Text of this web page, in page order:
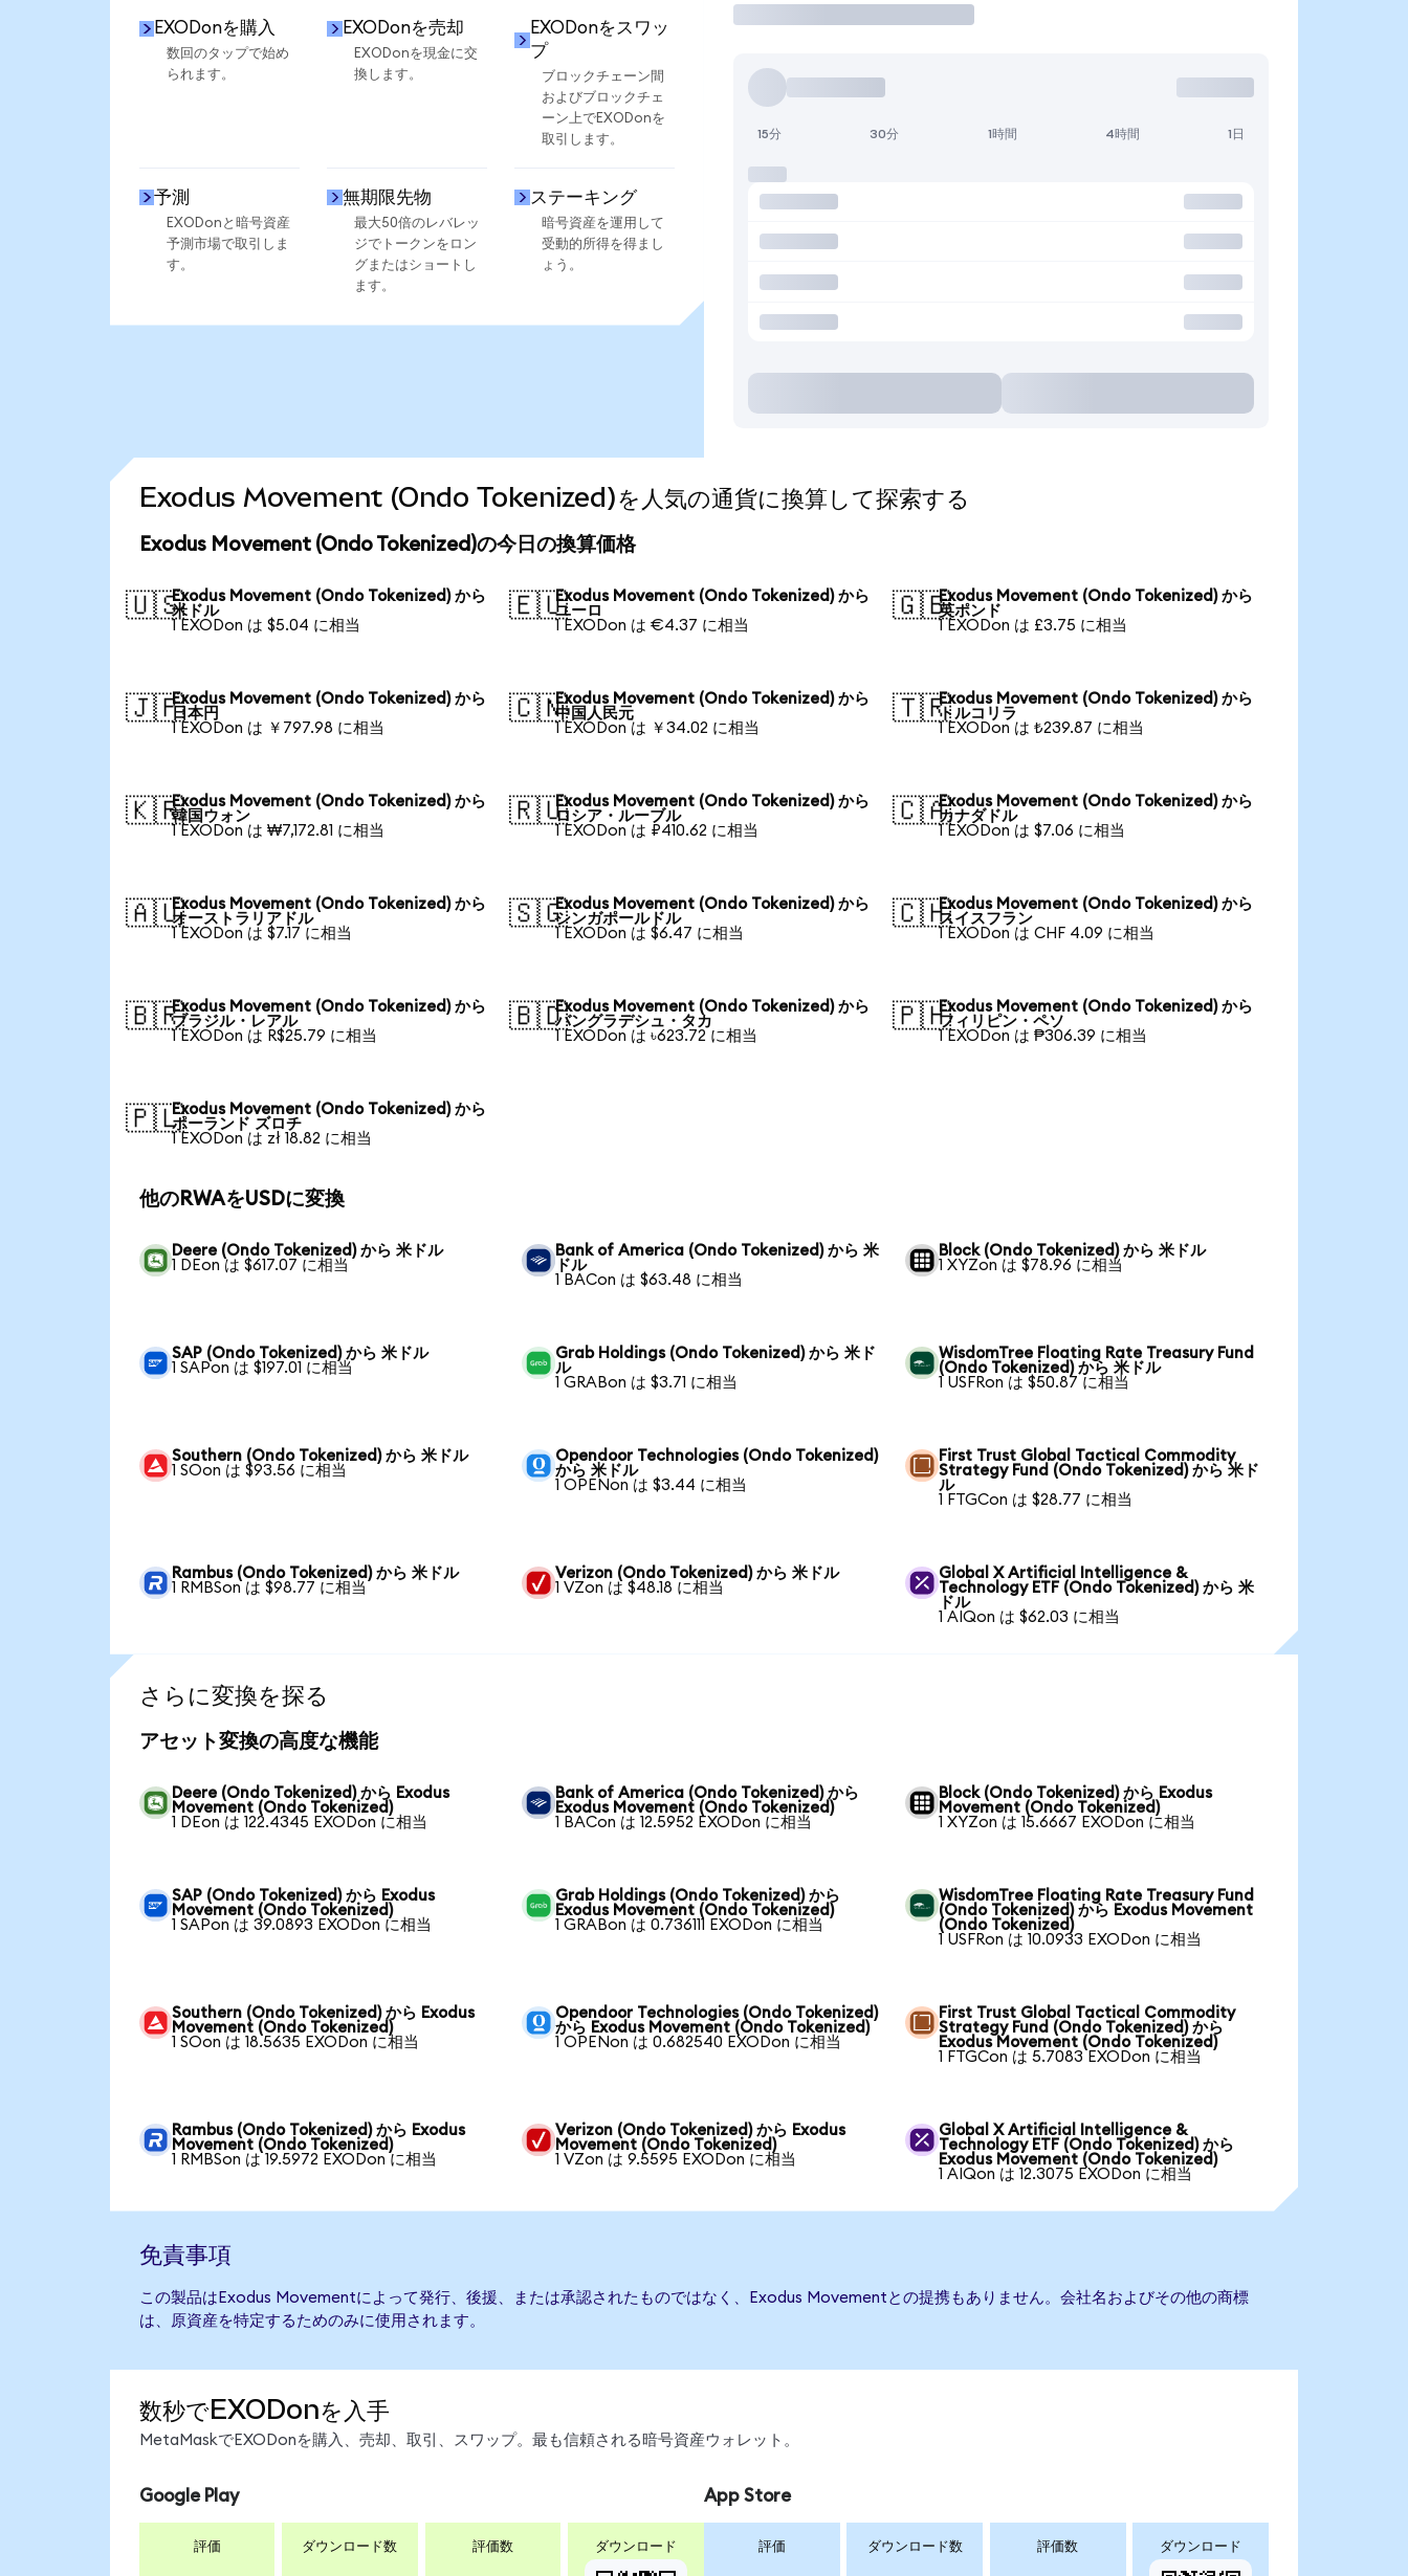
EXODonを購入
数回のタップで始め
られます。
EXODonを売却
EXODonを現金に交
換します。
EXODonをスワッ
プ
ブロックチェーン間
およびブロックチェ
ーン上でEXODonを
取引します。
予測
EXODonと暗号資産
予測市場で取引しま
す。
無期限先物
最大50倍のレバレッ
ジでトークンをロン
グまたはショートし
ます。
ステーキング
暗号資産を運用して
受動的所得を得まし
ょう。
15分 30分 1時間 4時間 1日
Exodus Movement (Ondo Tokenized)を人気の通貨に換算して探索する
Exodus Movement (Ondo Tokenized)の今日の換算価格
🇺🇸Exodus Movement (Ondo Tokenized) から
米ドル
1 EXODon は $5.04 に相当
🇪🇺Exodus Movement (Ondo Tokenized) から
ユーロ
1 EXODon は €4.37 に相当
🇬🇧Exodus Movement (Ondo Tokenized) から
英ポンド
1 EXODon は £3.75 に相当
🇯🇵Exodus Movement (Ondo Tokenized) から
日本円
1 EXODon は ￥797.98 に相当
🇨🇳Exodus Movement (Ondo Tokenized) から
中国人民元
1 EXODon は ￥34.02 に相当
🇹🇷Exodus Movement (Ondo Tokenized) から
トルコリラ
1 EXODon は ₺239.87 に相当
🇰🇷Exodus Movement (Ondo Tokenized) から
韓国ウォン
1 EXODon は ₩7,172.81 に相当
🇷🇺Exodus Movement (Ondo Tokenized) から
ロシア・ルーブル
1 EXODon は ₽410.62 に相当
🇨🇦Exodus Movement (Ondo Tokenized) から
カナダドル
1 EXODon は $7.06 に相当
🇦🇺Exodus Movement (Ondo Tokenized) から
オーストラリアドル
1 EXODon は $7.17 に相当
🇸🇬Exodus Movement (Ondo Tokenized) から
シンガポールドル
1 EXODon は $6.47 に相当
🇨🇭Exodus Movement (Ondo Tokenized) から
スイスフラン
1 EXODon は CHF 4.09 に相当
🇧🇷Exodus Movement (Ondo Tokenized) から
ブラジル・レアル
1 EXODon は R$25.79 に相当
🇧🇩Exodus Movement (Ondo Tokenized) から
バングラデシュ・タカ
1 EXODon は ৳623.72 に相当
🇵🇭Exodus Movement (Ondo Tokenized) から
フィリピン・ペソ
1 EXODon は ₱306.39 に相当
🇵🇱Exodus Movement (Ondo Tokenized) から
ポーランド ズロチ
1 EXODon は zł 18.82 に相当
他のRWAをUSDに変換
Deere (Ondo Tokenized) から 米ドル
1 DEon は $617.07 に相当
Bank of America (Ondo Tokenized) から 米
ドル
1 BACon は $63.48 に相当
Block (Ondo Tokenized) から 米ドル
1 XYZon は $78.96 に相当
SAP (Ondo Tokenized) から 米ドル
1 SAPon は $197.01 に相当
Grab Holdings (Ondo Tokenized) から 米ド
ル
1 GRABon は $3.71 に相当
WisdomTree Floating Rate Treasury Fund
(Ondo Tokenized) から 米ドル
1 USFRon は $50.87 に相当
Southern (Ondo Tokenized) から 米ドル
1 SOon は $93.56 に相当
Opendoor Technologies (Ondo Tokenized)
から 米ドル
1 OPENon は $3.44 に相当
First Trust Global Tactical Commodity
Strategy Fund (Ondo Tokenized) から 米ド
ル
1 FTGCon は $28.77 に相当
Rambus (Ondo Tokenized) から 米ドル
1 RMBSon は $98.77 に相当
Verizon (Ondo Tokenized) から 米ドル
1 VZon は $48.18 に相当
Global X Artificial Intelligence &
Technology ETF (Ondo Tokenized) から 米
ドル
1 AIQon は $62.03 に相当
さらに変換を探る
アセット変換の高度な機能
Deere (Ondo Tokenized) から Exodus
Movement (Ondo Tokenized)
1 DEon は 122.4345 EXODon に相当
Bank of America (Ondo Tokenized) から
Exodus Movement (Ondo Tokenized)
1 BACon は 12.5952 EXODon に相当
Block (Ondo Tokenized) から Exodus
Movement (Ondo Tokenized)
1 XYZon は 15.6667 EXODon に相当
SAP (Ondo Tokenized) から Exodus
Movement (Ondo Tokenized)
1 SAPon は 39.0893 EXODon に相当
Grab Holdings (Ondo Tokenized) から
Exodus Movement (Ondo Tokenized)
1 GRABon は 0.736111 EXODon に相当
WisdomTree Floating Rate Treasury Fund
(Ondo Tokenized) から Exodus Movement
(Ondo Tokenized)
1 USFRon は 10.0933 EXODon に相当
Southern (Ondo Tokenized) から Exodus
Movement (Ondo Tokenized)
1 SOon は 18.5635 EXODon に相当
Opendoor Technologies (Ondo Tokenized)
から Exodus Movement (Ondo Tokenized)
1 OPENon は 0.682540 EXODon に相当
First Trust Global Tactical Commodity
Strategy Fund (Ondo Tokenized) から
Exodus Movement (Ondo Tokenized)
1 FTGCon は 5.7083 EXODon に相当
Rambus (Ondo Tokenized) から Exodus
Movement (Ondo Tokenized)
1 RMBSon は 19.5972 EXODon に相当
Verizon (Ondo Tokenized) から Exodus
Movement (Ondo Tokenized)
1 VZon は 9.5595 EXODon に相当
Global X Artificial Intelligence &
Technology ETF (Ondo Tokenized) から
Exodus Movement (Ondo Tokenized)
1 AIQon は 12.3075 EXODon に相当
免責事項
この製品はExodus Movementによって発行、後援、または承認されたものではなく、Exodus Movementとの提携もありません。会社名およびその他の商標
は、原資産を特定するためのみに使用されます。
数秒でEXODonを入手
MetaMaskでEXODonを購入、売却、取引、スワップ。最も信頼される暗号資産ウォレット。
Google Play
評価 ダウンロード数 評価数 ダウンロード
App Store
評価 ダウンロード数 評価数 ダウンロード